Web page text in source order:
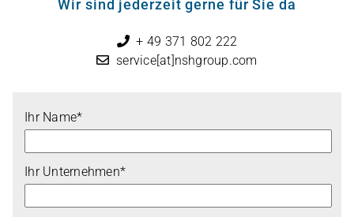
Wir sind jederzeit gerne für Sie da
+ 49 371 802 222
service[at]nshgroup.com
Ihr Name*
Ihr Unternehmen*